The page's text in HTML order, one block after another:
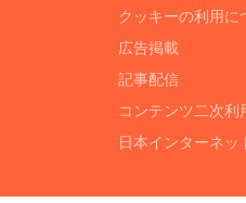
クッキーの利用に
広告掲載
記事配信
コンテンツ二次利
日本インターネッ